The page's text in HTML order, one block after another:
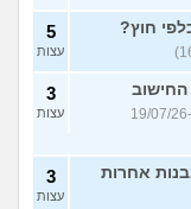
חוץ? 5
עצות
(ירין, בת 19, כתבה ב-19/07/26
3
עצות
אחרות 3
עצות